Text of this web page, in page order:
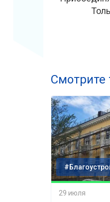
Смотрите
29 июля